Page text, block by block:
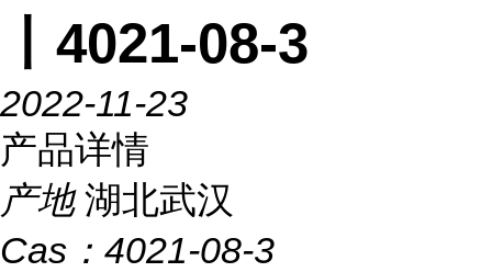
丨4021-08-3
2022-11-23
产品详情
产地 湖北武汉
Cas： 4021-08-3